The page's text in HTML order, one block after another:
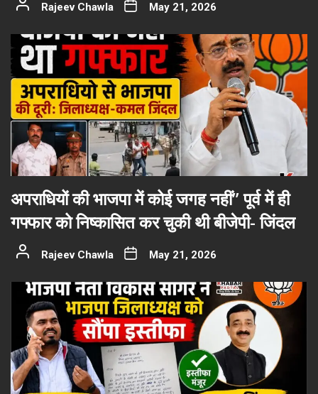
Rajeev Chawla May 21, 2026
अपराधियों की भाजपा में कोई जगह नहीं” पूर्व में ही
गफ्फार को निष्कासित कर चुकी थी बीजेपी- जिंदल
Rajeev Chawla May 21, 2026